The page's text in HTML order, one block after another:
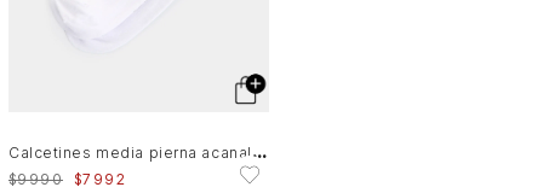
C
alcetines media pierna acanalado para hombre diseño deportivo
$9990 $7992